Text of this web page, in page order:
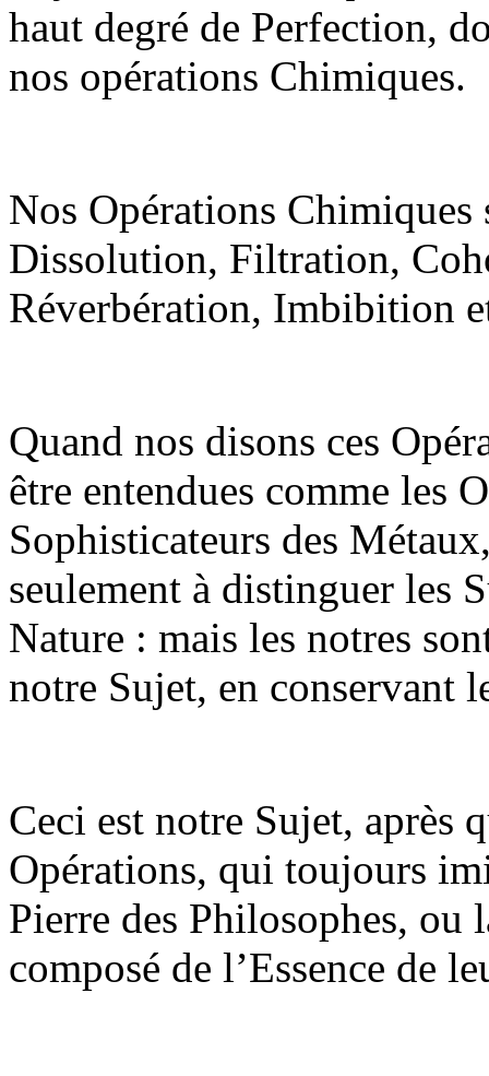
haut degré de Perfection,
nos opérations Chimiques.
Nos Opérations
Dissolution, Filtration,
Réverbération, Imbibition
Quand nos disons ces
être entendues comme les
Sophisticateurs des
seulement à distinguer les
Nature : mais les notres
notre Sujet, en conservant
Ceci est notre Sujet, après
Opérations, qui toujours
Pierre des Philosophes, ou
composé de l’Essence de